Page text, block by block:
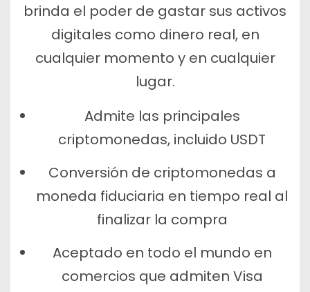
brinda el poder de gastar sus activos
digitales como dinero real, en
cualquier momento y en cualquier
lugar.
Admite las principales
criptomonedas, incluido USDT
Conversión de criptomonedas a
moneda fiduciaria en tiempo real al
finalizar la compra
Aceptado en todo el mundo en
comercios que admiten Visa